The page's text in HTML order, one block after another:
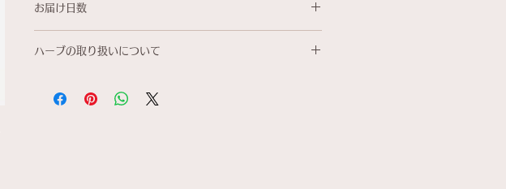
注意下さいませ。品切れにつき発送までお時間をいただ
く場合のみキャンセル承ります。
お届け日数
在庫切れ等の場合は、別途ご連絡させていただきます。
ハーブの取り扱いについて
の代わりとなるものではありません。摂取は自己責任と